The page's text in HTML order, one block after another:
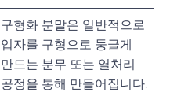
구형화 분말은 일반적으로
입자를 구형으로 둥글게
만드는 분무 또는 열처리
공정을 통해 만들어집니다.